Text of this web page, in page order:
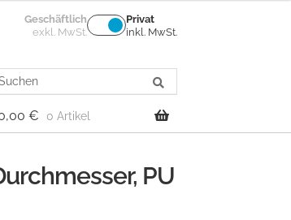
Geschäftlich
exkl. MwSt.
Privat
inkl. MwSt.
€ 0 Artikel
PU